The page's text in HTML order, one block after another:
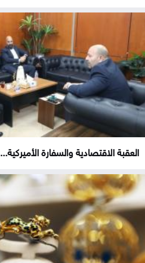
العقبة الاقتصادية والسفارة الأميركية...